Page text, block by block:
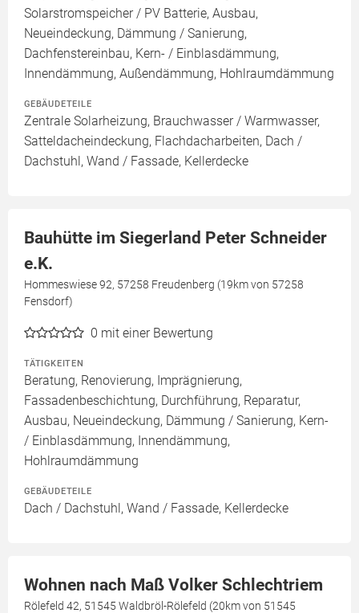
Solarstromspeicher / PV Batterie, Ausbau,
Neueindeckung, Dämmung / Sanierung,
Dachfenstereinbau, Kern- / Einblasdämmung,
Innendämmung, Außendämmung, Hohlraumdämmung
GEBÄUDETEILE
Zentrale Solarheizung, Brauchwasser / Warmwasser,
Satteldacheindeckung, Flachdacharbeiten, Dach /
Dachstuhl, Wand / Fassade, Kellerdecke
Bauhütte im Siegerland Peter Schneider
e.K.
Hommeswiese 92, 57258 Freudenberg (19km von 57258
Fensdorf)
0 mit einer Bewertung
TÄTIGKEITEN
Beratung, Renovierung, Imprägnierung,
Fassadenbeschichtung, Durchführung, Reparatur,
Ausbau, Neueindeckung, Dämmung / Sanierung, Kern-
/ Einblasdämmung, Innendämmung,
Hohlraumdämmung
GEBÄUDETEILE
Dach / Dachstuhl, Wand / Fassade, Kellerdecke
Wohnen nach Maß Volker Schlechtriem
Rölefeld 42, 51545 Waldbröl-Rölefeld (20km von 51545